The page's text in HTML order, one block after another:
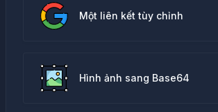
Một liên kết tùy chỉnh
Hình ảnh sang Base64